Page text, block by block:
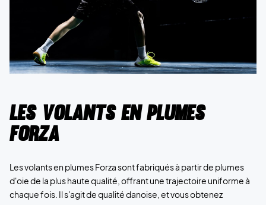
Les volants en plumes
Forza
Les volants en plumes Forza sont fabriqués à partir de plumes
d'oie de la plus haute qualité, offrant une trajectoire uniforme à
chaque fois. Il s'agit de qualité danoise, et vous obtenez